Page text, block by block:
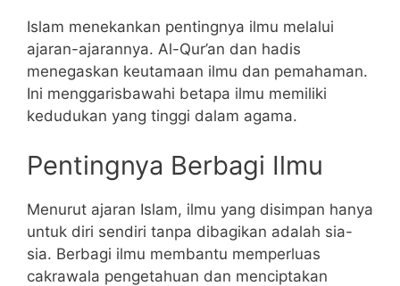
Islam menekankan pentingnya ilmu melalui
ajaran-ajarannya. Al-Qur’an dan hadis
menegaskan keutamaan ilmu dan pemahaman.
Ini menggarisbawahi betapa ilmu memiliki
kedudukan yang tinggi dalam agama.
Pentingnya Berbagi Ilmu
Menurut ajaran Islam, ilmu yang disimpan hanya
untuk diri sendiri tanpa dibagikan adalah sia-
sia. Berbagi ilmu membantu memperluas
cakrawala pengetahuan dan menciptakan